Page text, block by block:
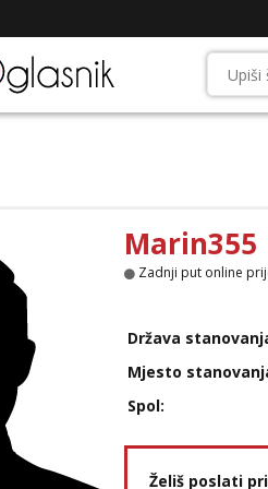
Marin355
Zadnji put online
Država
Mjesto
Spol:
Želiš poslati